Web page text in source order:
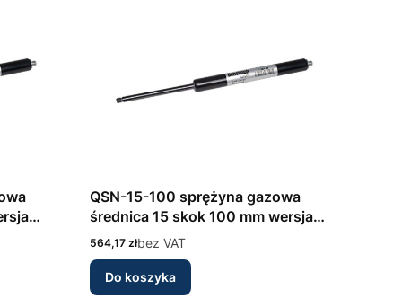
QSN-15-100 sprężyna gazowa
średnica 15 skok 100 mm wersja
nierdzewna INOX 316L Bansbach
Cena
564,17 złbez VAT
Do koszyka